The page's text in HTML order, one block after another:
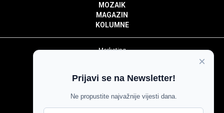
MOZAIK
MAGAZIN
KOLUMNE
Marketing
Impressum
Pravila komentiranja
Agroglas
×
Prijavi se na Newsletter!
Ne propustite najvažnije vijesti dana.